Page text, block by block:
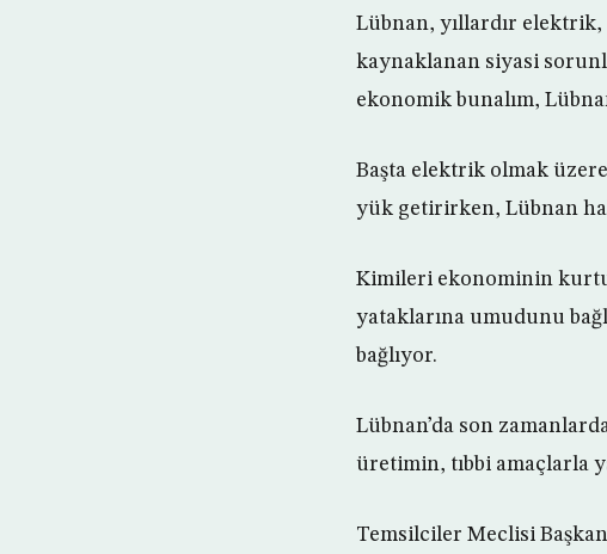
Lübnan, yıllardır
kaynaklanan siyasi
ekonomik bunalım,
Başta elektrik olmak
yük getirirken, Lübnan
Kimileri ekonominin
yataklarına umudunu
bağlıyor.
Lübnan’da son
üretimin, tıbbi amaçlarla
Temsilciler Meclisi